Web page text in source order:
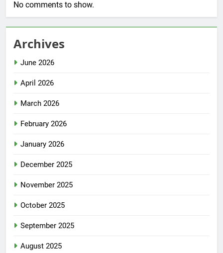
No comments to show.
Archives
June 2026
April 2026
March 2026
February 2026
January 2026
December 2025
November 2025
October 2025
September 2025
August 2025